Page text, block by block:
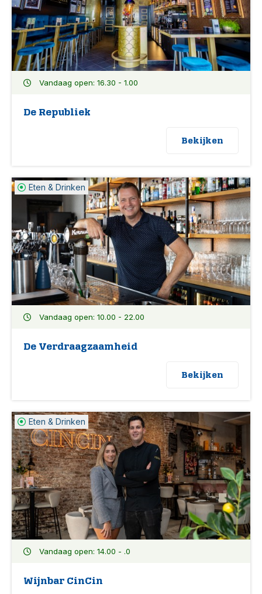
Vandaag open: 16.30 - 1.00
De Republiek
Bekijken
Eten & Drinken
Vandaag open: 10.00 - 22.00
De Verdraagzaamheid
Bekijken
Eten & Drinken
Vandaag open: 14.00 - .0
Wijnbar CinCin